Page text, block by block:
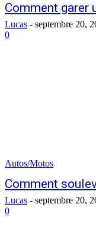
Comment garer
Lucas - septembre 20,
0
Autos/Motos
Comment
Lucas - septembre 20,
0